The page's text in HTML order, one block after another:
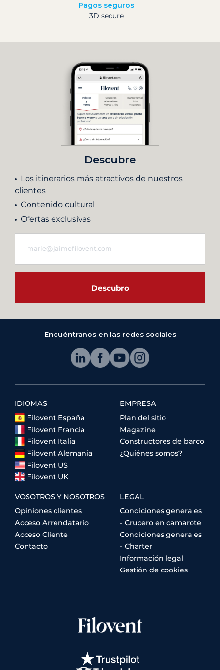
Pagos seguros
3D secure
Descubre
Los itinerarios más atractivos de nuestros
clientes
Contenido cultural
Ofertas exclusivas
Descubro
Encuéntranos en las redes sociales
IDIOMAS
Filovent España
Filovent Francia
Filovent Italia
Filovent Alemania
Filovent US
Filovent UK
EMPRESA
Plan del sitio
Magazine
Constructores de barco
¿Quiénes somos?
VOSOTROS Y NOSOTROS
Opiniones clientes
Acceso Arrendatario
Acceso Cliente
Contacto
LEGAL
Condiciones generales
- Crucero en camarote
Condiciones generales
- Charter
Información legal
Gestión de cookies